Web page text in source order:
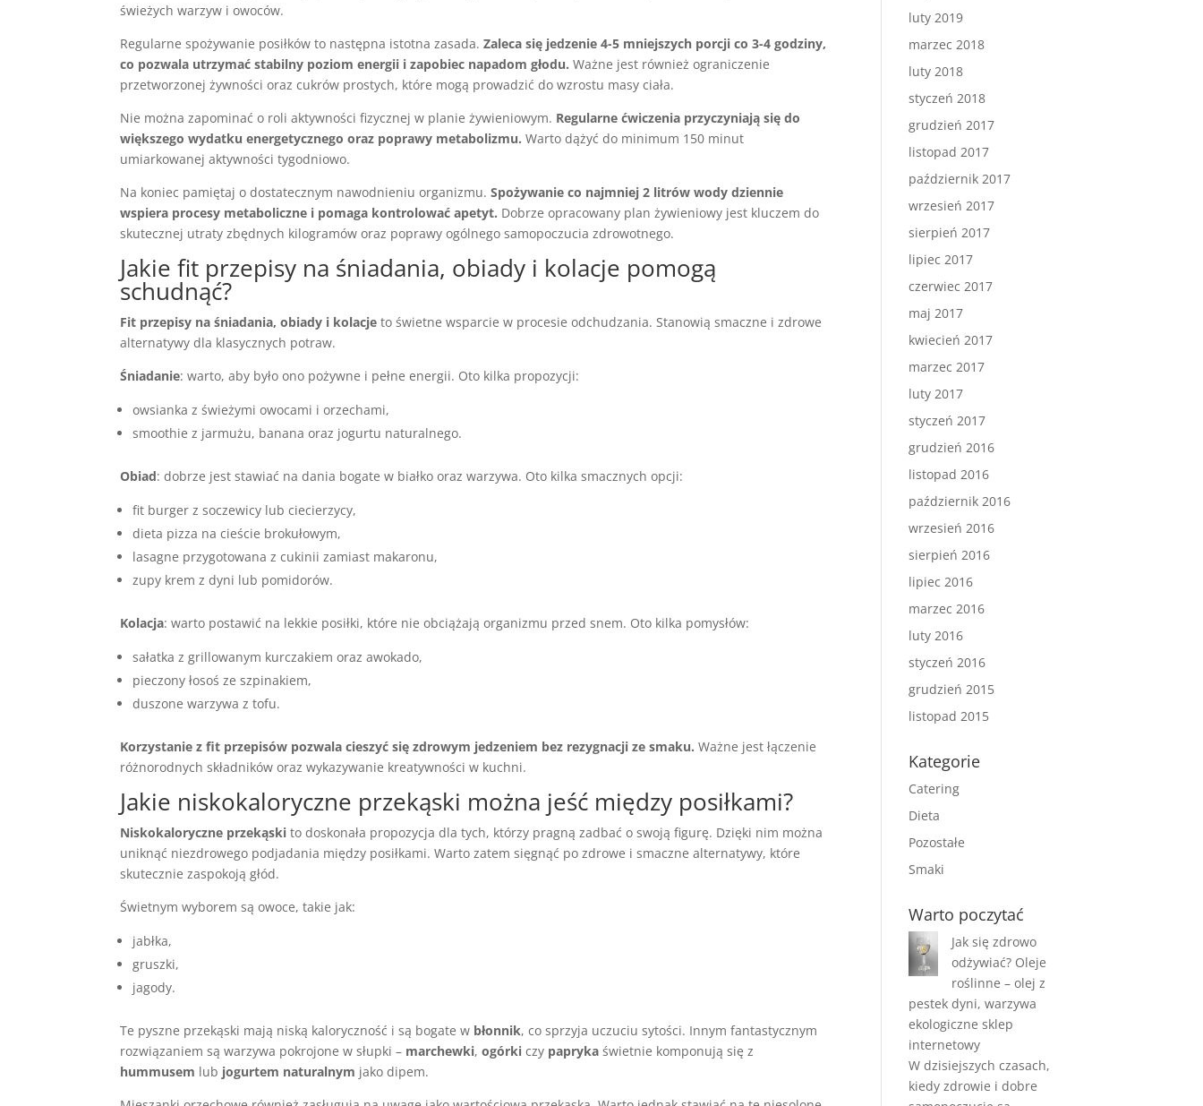
świeżych warzyw i owoców.
Regularne spożywanie posiłków to następna istotna zasada.Zaleca się jedzenie 4-5 mniejszych porcji co 3-4 godziny,
co pozwala utrzymać stabilny poziom energii i zapobiec napadom głodu. Ważne jest również ograniczenie
przetworzonej żywności oraz cukrów prostych, które mogą prowadzić do wzrostu masy ciała.
Nie można zapominać o roli aktywności fizycznej w planie żywieniowym. Regularne ćwiczenia przyczyniają się do
większego wydatku energetycznego oraz poprawy metabolizmu. Warto dążyć do minimum 150 minut
umiarkowanej aktywności tygodniowo.
Na koniec pamiętaj o dostatecznym nawodnieniu organizmu.Spożywanie co najmniej 2 litrów wody dziennie
wspiera procesy metaboliczne i pomaga kontrolować apetyt. Dobrze opracowany plan żywieniowy jest kluczem do
skutecznej utraty zbędnych kilogramów oraz poprawy ogólnego samopoczucia zdrowotnego.
Jakie fit przepisy na śniadania, obiady i kolacje pomogą
schudnąć?
Fit przepisy na śniadania, obiady i kolacje to świetne wsparcie w procesie odchudzania. Stanowią smaczne i zdrowe
alternatywy dla klasycznych potraw.
Śniadanie: warto, aby było ono pożywne i pełne energii. Oto kilka propozycji:
owsianka z świeżymi owocami i orzechami,
smoothie z jarmużu, banana oraz jogurtu naturalnego.
Obiad: dobrze jest stawiać na dania bogate w białko oraz warzywa. Oto kilka smacznych opcji:
fit burger z soczewicy lub ciecierzycy,
dieta pizza na cieście brokułowym,
lasagne przygotowana z cukinii zamiast makaronu,
zupy krem z dyni lub pomidorów.
Kolacja: warto postawić na lekkie posiłki, które nie obciążają organizmu przed snem. Oto kilka pomysłów:
sałatka z grillowanym kurczakiem oraz awokado,
pieczony łosoś ze szpinakiem,
duszone warzywa z tofu.
Korzystanie z fit przepisów pozwala cieszyć się zdrowym jedzeniem bez rezygnacji ze smaku. Ważne jest łączenie
różnorodnych składników oraz wykazywanie kreatywności w kuchni.
Jakie niskokaloryczne przekąski można jeść między posiłkami?
Niskokaloryczne przekąski to doskonała propozycja dla tych, którzy pragną zadbać o swoją figurę. Dzięki nim można
uniknąć niezdrowego podjadania między posiłkami. Warto zatem sięgnąć po zdrowe i smaczne alternatywy, które
skutecznie zaspokoją głód.
Świetnym wyborem są owoce, takie jak:
jabłka,
gruszki,
jagody.
Te pyszne przekąski mają niską kaloryczność i są bogate w błonnik, co sprzyja uczuciu sytości. Innym fantastycznym
rozwiązaniem są warzywa pokrojone w słupki – marchewki,ogórki czy papryka świetnie komponują się z
hummusem lub jogurtem naturalnym jako dipem.
luty 2019
marzec 2018
luty 2018
styczeń 2018
grudzień 2017
listopad 2017
październik 2017
wrzesień 2017
sierpień 2017
lipiec 2017
czerwiec 2017
maj 2017
kwiecień 2017
marzec 2017
luty 2017
styczeń 2017
grudzień 2016
listopad 2016
październik 2016
wrzesień 2016
sierpień 2016
lipiec 2016
marzec 2016
luty 2016
styczeń 2016
grudzień 2015
listopad 2015
Kategorie
Catering
Dieta
Pozostałe
Smaki
Warto poczytać
Jak się zdrowo
odżywiać? Oleje
roślinne – olej z
pestek dyni, warzywa
ekologiczne sklep
internetowy
W dzisiejszych czasach,
kiedy zdrowie i dobre